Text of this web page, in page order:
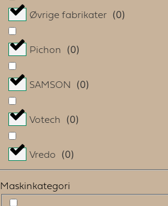
Øvrige fabrikater (0)
Pichon (0)
SAMSON (0)
Votech (0)
Vredo (0)
Maskinkategori